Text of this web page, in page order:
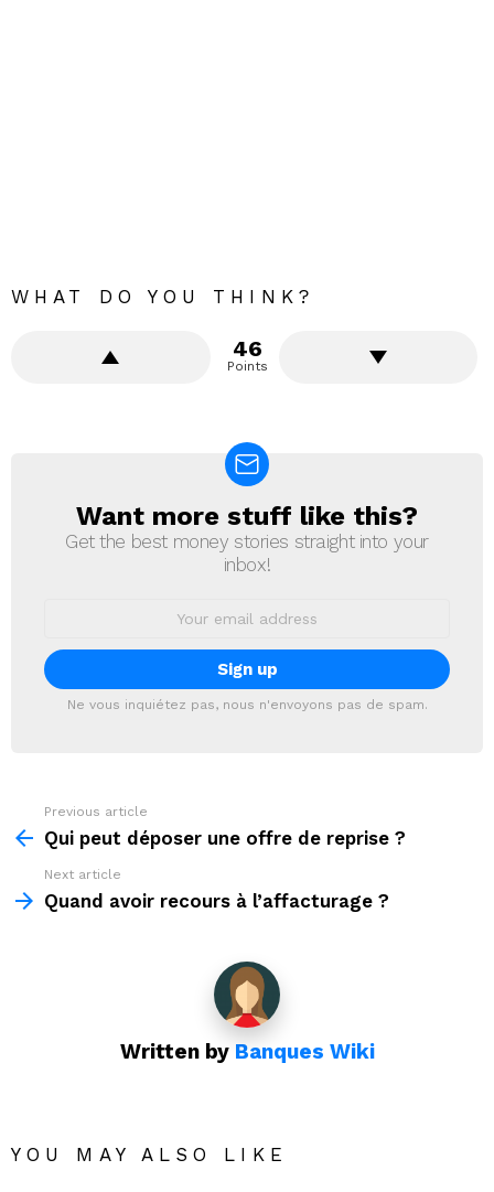
WHAT DO YOU THINK?
46
Points
NEWSLETTER
Want more stuff like this?
Get the best money stories straight into your
inbox!
Ne vous inquiétez pas, nous n'envoyons pas de spam.
more
Previous article
Qui peut déposer une offre de reprise ?
Next article
Quand avoir recours à l’affacturage ?
Written by Banques Wiki
YOU MAY ALSO LIKE